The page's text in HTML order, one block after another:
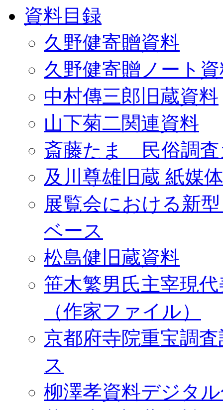
資料目録
久野健寄贈資料
久野健寄贈ノート
中村傳三郎旧蔵資料
山下菊二関連資料
斎藤たま 民俗調査
及川尊雄旧蔵 紙媒
展覧会における新
ベース
松島健旧蔵資料
笹木繁男氏主宰現
（作家ファイル）
京都府寺院重宝調
ス
柳澤孝資料デジタ